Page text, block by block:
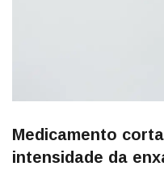
Medicamento
intensidade da